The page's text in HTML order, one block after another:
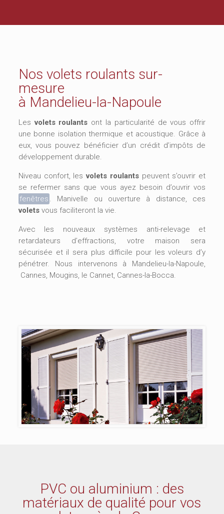
Nos volets roulants sur-
mesure
à Mandelieu-la-Napoule
Lesvolets roulants ont la particularité de vous offrir
une bonne isolation thermique et acoustique. Grâce à
eux, vous pouvez bénéficier d’un crédit d’impôts de
développement durable.
Niveau confort, lesvolets roulantspeuvent s’ouvrir et
se refermer sans que vous ayez besoin d’ouvrir vos
fenêtres . Manivelle ou ouverture à distance, ces
voletsvous faciliteront la vie.
Avec les nouveaux systèmes anti-relevage et
retardateurs d’effractions, votre maison sera
sécurisée et il sera plus difficile pour les voleurs d’y
pénétrer. Nous intervenons à Mandelieu-la-Napoule,
Cannes, Mougins, le Cannet, Cannes-la-Bocca.
PVC ou aluminium : des
matériaux de qualité pour vos